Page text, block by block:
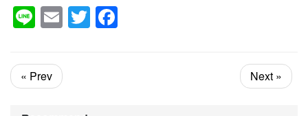
LineEmailTwitter
« Prev Next »